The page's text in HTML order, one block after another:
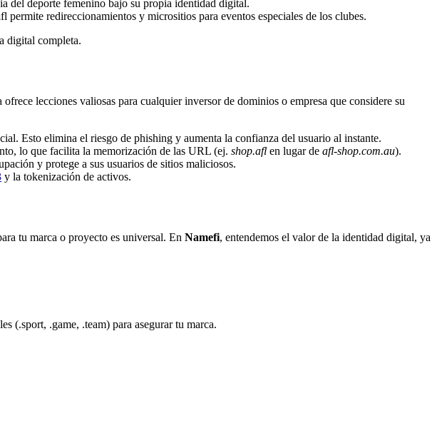
del deporte femenino bajo su propia identidad digital.
redireccionamientos y micrositios para eventos especiales de los clubes.
digital completa.
lecciones valiosas para cualquier inversor de dominios o empresa que considere su
Esto elimina el riesgo de phishing y aumenta la confianza del usuario al instante.
lo que facilita la memorización de las URL (ej. shop.afl en lugar de afl-shop.com.au).
y protege a sus usuarios de sitios maliciosos.
y la tokenización de activos.
tu marca o proyecto es universal. En Namefi, entendemos el valor de la identidad digital, ya
(.sport, .game, .team) para asegurar tu marca.